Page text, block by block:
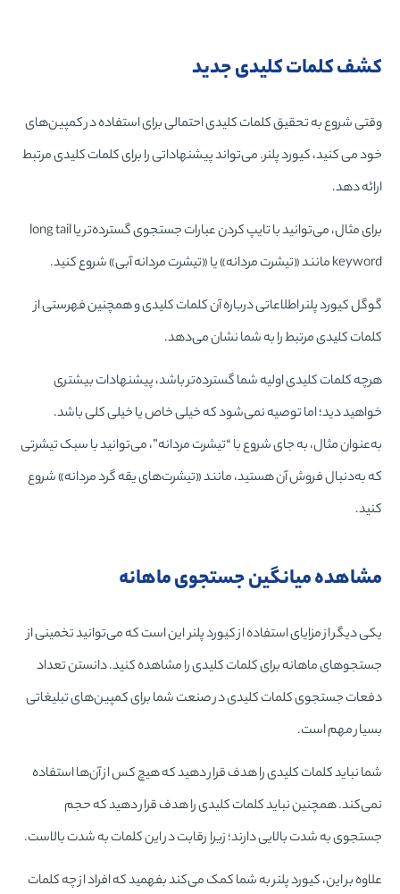
کشف کلمات کلیدی جدید
وقتی شروع به تحقیق کلمات کلیدی احتمالی برای استفاده در کمپین‌های
خود می کنید، کیورد پلنر. می‌تواند پیشنهاداتی را برای کلمات کلیدی مرتبط
ارائه دهد.
برای مثال، می‌توانید با تایپ کردن عبارات جستجوی گسترده‌تر یا long tail
keyword مانند «تیشرت مردانه» یا «تیشرت مردانه آبی» شروع کنید.
گوگل کیورد پلنر اطلاعاتی درباره آن کلمات کلیدی و همچنین فهرستی از
کلمات کلیدی مرتبط را به شما نشان می‌دهد.
هرچه کلمات کلیدی اولیه شما گسترده‌تر باشد، پیشنهادات بیشتری
خواهید دید؛ اما توصیه نمی‌شود که خیلی خاص یا خیلی کلی باشد.
به‌عنوان مثال، به جای شروع با “تیشرت مردانه”، می‌توانید با سبک تیشرتی
که به‌دنبال فروش آن هستید، مانند «تیشرت‌های یقه گرد مردانه» شروع
کنید.
مشاهده میانگین جستجوی ماهانه
یکی دیگر از مزایای استفاده از کیورد پلنر این است که می‌توانید تخمینی از
جستجوهای ماهانه برای کلمات کلیدی را مشاهده کنید. دانستن تعداد
دفعات جستجوی کلمات کلیدی در صنعت شما برای کمپین‌های تبلیغاتی
بسیار مهم است.
شما نباید کلمات کلیدی را هدف قرار دهید که هیچ کس از آن‌ها استفاده
نمی‌کند. همچنین نباید کلمات کلیدی را هدف قرار دهید که حجم
جستجوی به شدت بالایی دارند؛ زیرا رقابت در این کلمات به شدت بالاست.
علاوه بر این، کیورد پلنر به شما کمک می‌کند بفهمید که افراد از چه کلمات